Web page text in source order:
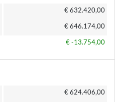
€ 632.420,00
€ 646.174,00
€ -13.754,00
€ 624.406,00